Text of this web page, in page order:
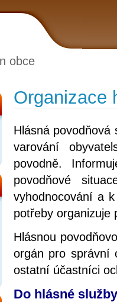
obce
Organizace
Hlásná povodňová
varování
povodně.
povodňové
vyhodnocování a
potřeby organizuje
Hlásnou
orgán pro správní
ostatní účastníci
Do hlásné